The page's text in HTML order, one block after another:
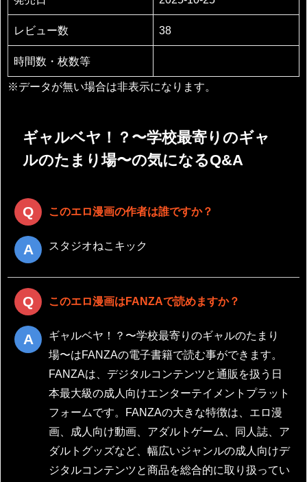
レビュー数 38
時間数・枚数等
※データが無い場合は非表示になります。
ギャルベヤ！？〜学校最寄りのギャ
ルのたまり場〜の気になるQ&A
このエロ漫画の作者は誰ですか？
スタジオねこキック
このエロ漫画はFANZAで読めますか？
ギャルベヤ！？〜学校最寄りのギャルのたまり
場〜はFANZAの電子書籍で読む事ができます。
FANZAは、デジタルコンテンツと通販を扱う日
本最大級の成人向けエンターテイメントプラット
フォームです。FANZAの大きな特徴は、エロ漫
画、成人向け動画、アダルトゲーム、同人誌、ア
ダルトグッズなど、幅広いジャンルの成人向けデ
ジタルコンテンツと商品を総合的に取り扱ってい